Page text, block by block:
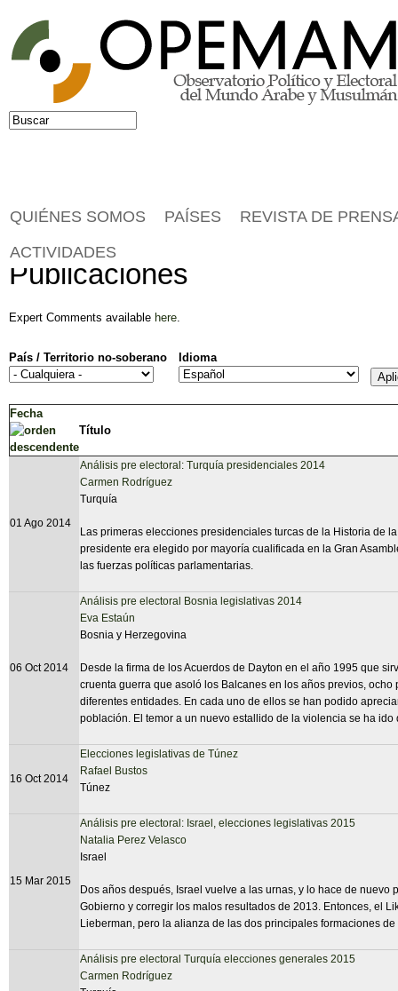
Jump to navigation
Formulario de búsqueda
Buscar
Publicaciones
Expert Comments available here.
País / Territorio no-soberano Idioma
Fecha
Título
01 Ago 2014
Análisis pre electoral: Turquía presidenciales 2014
Carmen Rodríguez
Turquía
Las primeras elecciones presidenciales turcas de la Historia de
presidente era elegido por mayoría cualificada en la Gran
las fuerzas políticas parlamentarias.
06 Oct 2014
Análisis pre electoral Bosnia legislativas 2014
Eva Estaún
Bosnia y Herzegovina
Desde la firma de los Acuerdos de Dayton en el año 1995 que
cruenta guerra que asoló los Balcanes en los años previos,
diferentes entidades. En cada uno de ellos se han podido
población. El temor a un nuevo estallido de la violencia se ha
16 Oct 2014
Elecciones legislativas de Túnez
Rafael Bustos
Túnez
15 Mar 2015
Análisis pre electoral: Israel, elecciones legislativas 2015
Natalia Perez Velasco
Israel
Dos años después, Israel vuelve a las urnas, y lo hace de
Gobierno y corregir los malos resultados de 2013. Entonces, el
Lieberman, pero la alianza de las dos principales formaciones
Análisis pre electoral Turquía elecciones generales 2015
Carmen Rodríguez
QUIÉNES SOMOS PAÍSES REVISTA DE
ACTIVIDADES